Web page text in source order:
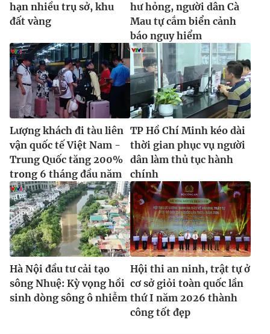
hạn nhiều trụ sở, khu
đất vàng
hư hỏng, người dân Cà
Mau tự cắm biển cảnh
báo nguy hiểm
Lượng khách đi tàu liên
vận quốc tế Việt Nam -
Trung Quốc tăng 200%
trong 6 tháng đầu năm
TP Hồ Chí Minh kéo dài
thời gian phục vụ người
dân làm thủ tục hành
chính
Hà Nội đầu tư cải tạo
sông Nhuệ: Kỳ vọng hồi
sinh dòng sông ô nhiễm
Hội thi an ninh, trật tự ở
cơ sở giỏi toàn quốc lần
thứ I năm 2026 thành
công tốt đẹp